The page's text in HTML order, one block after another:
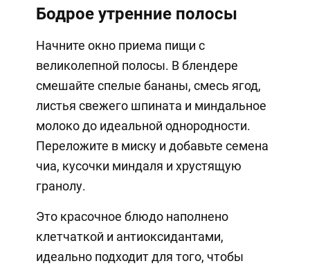
Бодрое утренние полосы
Начните окно приема пищи с
великолепной полосы. В блендере
смешайте спелые бананы, смесь ягод,
листья свежего шпината и миндальное
молоко до идеальной однородности.
Переложите в миску и добавьте семена
чиа, кусочки миндаля и хрустящую
гранолу.
Это красочное блюдо наполнено
клетчаткой и антиоксидантами,
идеально подходит для того, чтобы